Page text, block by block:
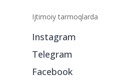
Ijtimoiy tarmoqlarda
Instagram
Telegram
Facebook